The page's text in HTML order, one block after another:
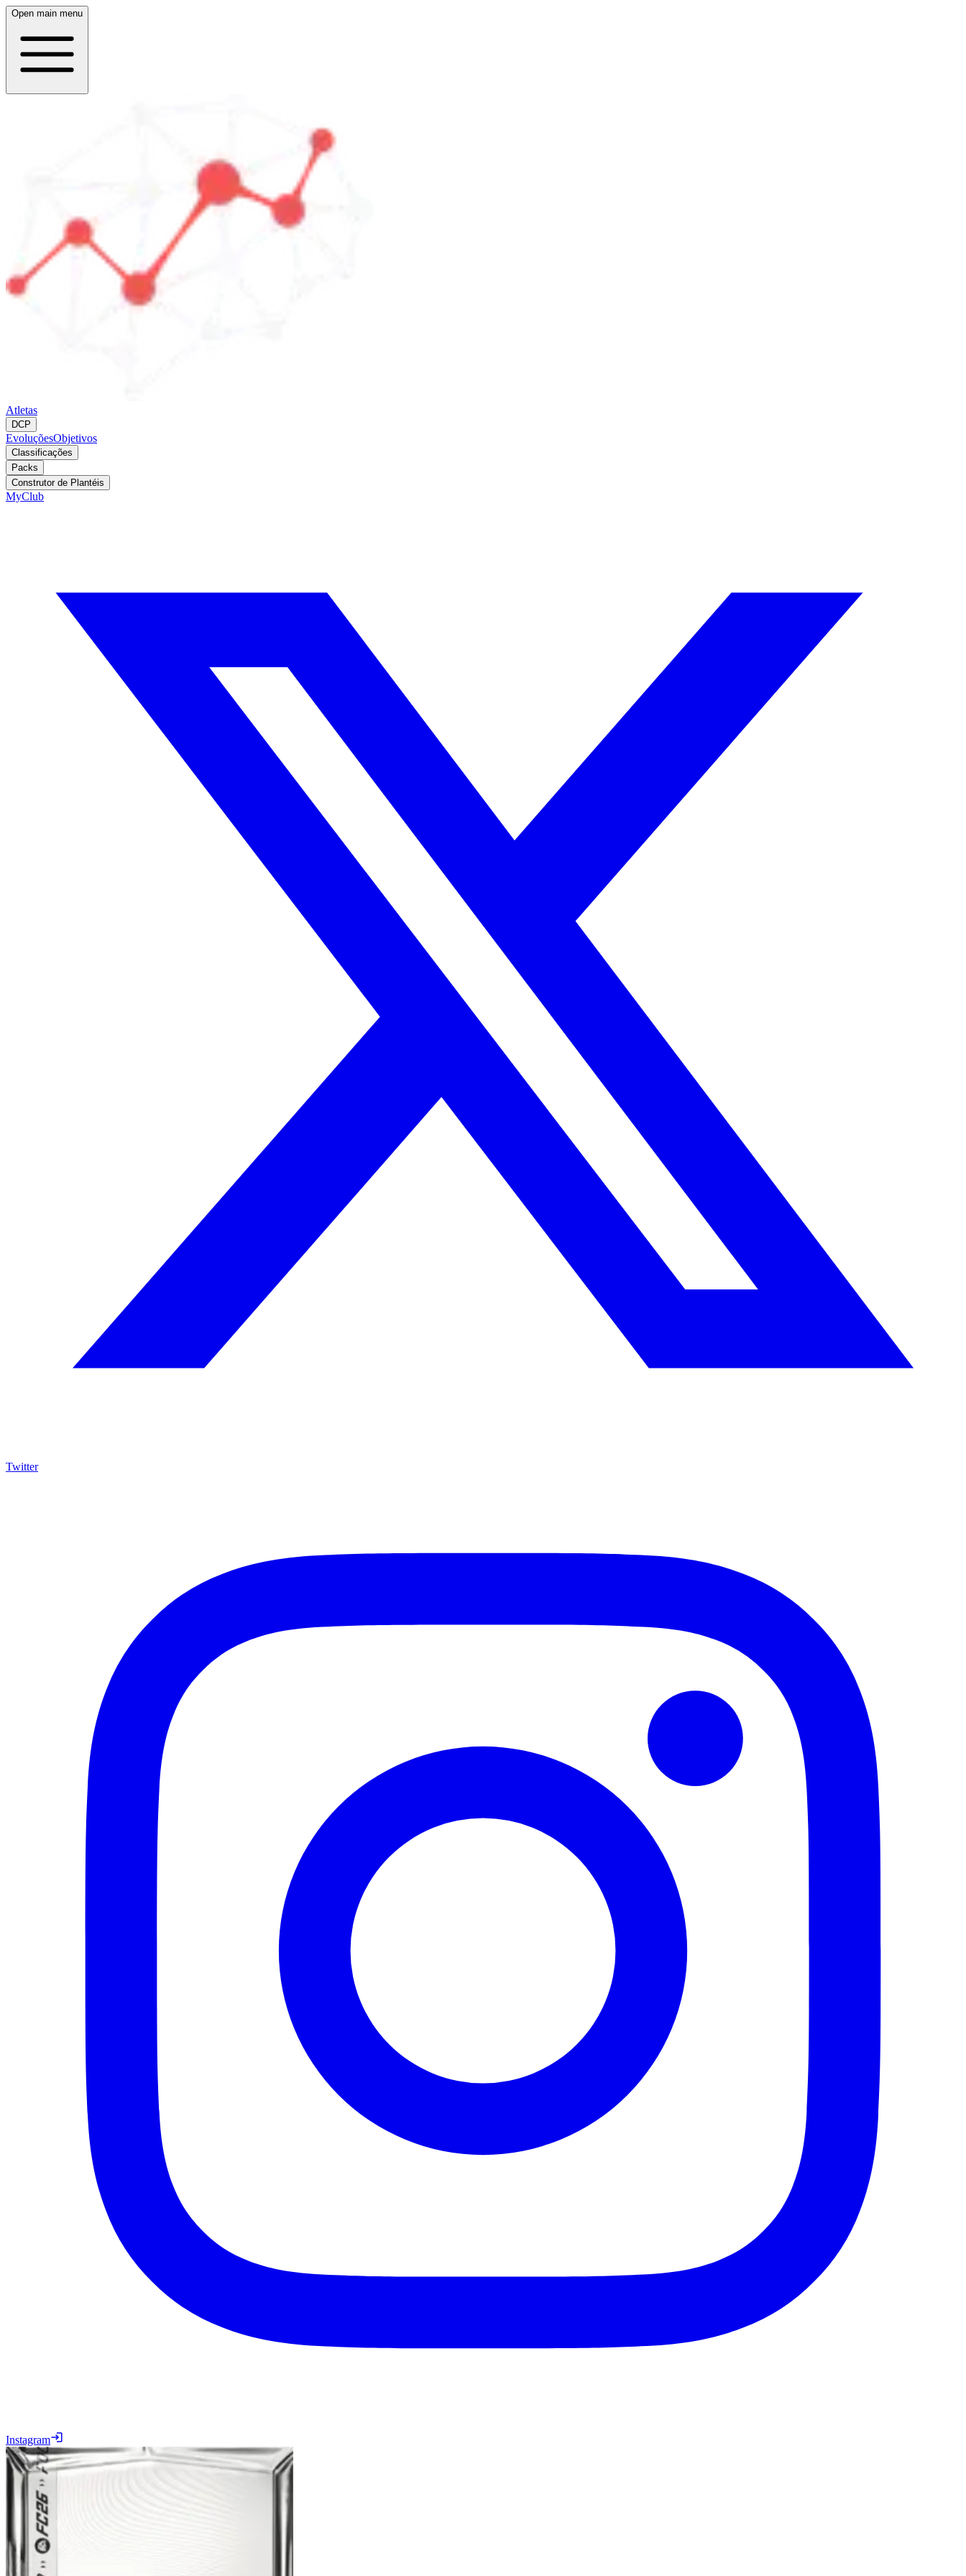
Open main menu
Atletas
DCP
EvoluçõesObjetivos
Classificações
Packs
Construtor de Plantéis
MyClub
Twitter
Instagram